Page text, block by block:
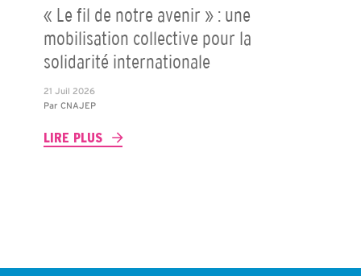
« Le fil de notre avenir » : une
mobilisation collective pour la
solidarité internationale
21 Juil 2026
Par CNAJEP
LIRE PLUS